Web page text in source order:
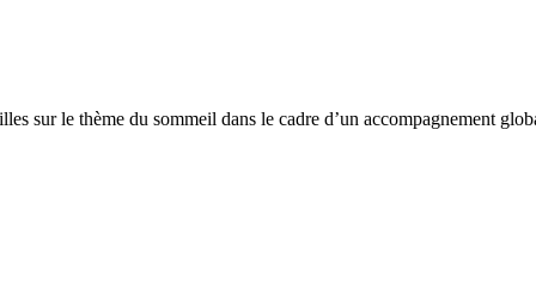
sur le thème du sommeil dans le cadre d’un accompagnement